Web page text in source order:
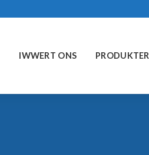
IWWERT ONS PRODUKTER